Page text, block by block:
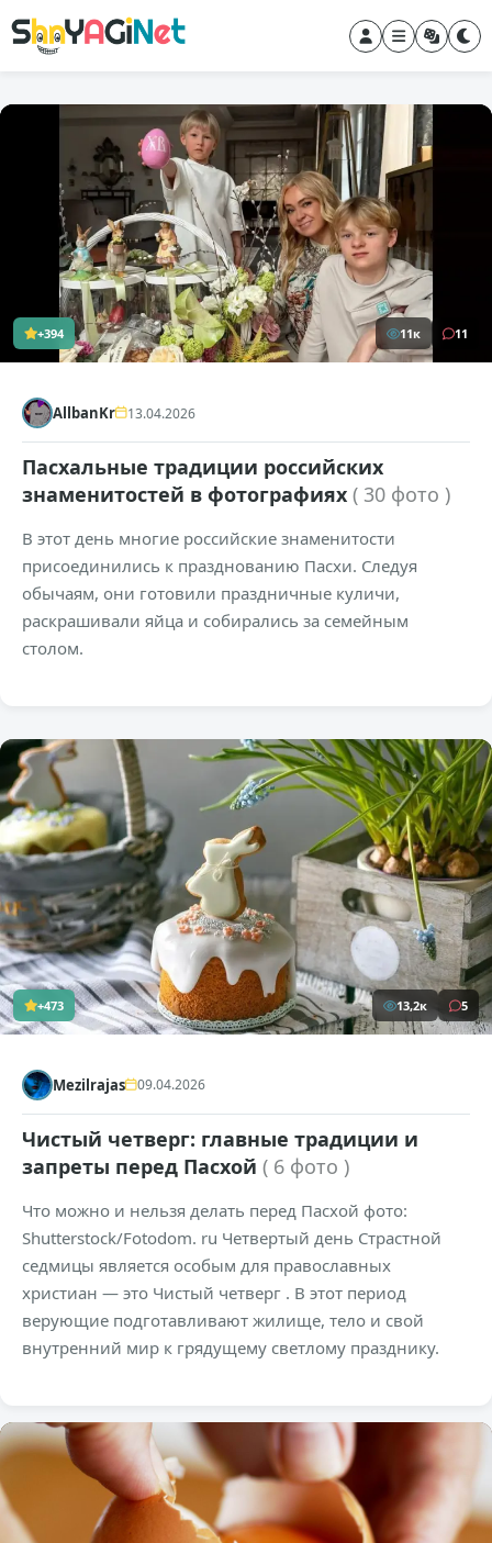
+394 11к 11
AllbanKr 13.04.2026
Пасхальные традиции российских
знаменитостей в фотографиях ( 30 фото )
В этот день многие российские знаменитости
присоединились к празднованию Пасхи. Следуя
обычаям, они готовили праздничные куличи,
раскрашивали яйца и собирались за семейным
столом.
+473 13,2к 5
Mezilrajas 09.04.2026
Чистый четверг: главные традиции и
запреты перед Пасхой ( 6 фото )
Что можно и нельзя делать перед Пасхой фото:
Shutterstock/Fotodom. ru Четвертый день Страстной
седмицы является особым для православных
христиан — это Чистый четверг . В этот период
верующие подготавливают жилище, тело и свой
внутренний мир к грядущему светлому празднику.